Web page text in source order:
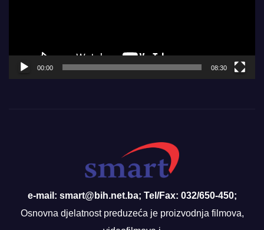
00:00 08:30
e-mail: smart@bih.net.ba; Tel/Fax: 032/650-450;
Osnovna djelatnost preduzeća je proizvodnja filmova,